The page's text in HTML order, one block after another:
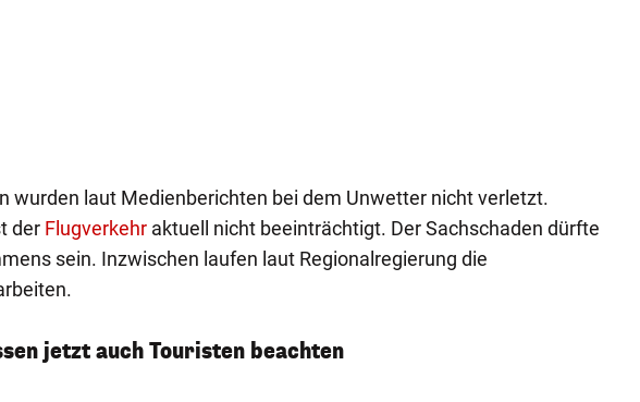
wurden laut Medienberichten bei dem Unwetter nicht verletzt.
der Flugverkehraktuell nicht beeinträchtigt. Der Sachschaden dürfte
sein. Inzwischen laufen laut Regionalregierung die
jetzt auch Touristen beachten